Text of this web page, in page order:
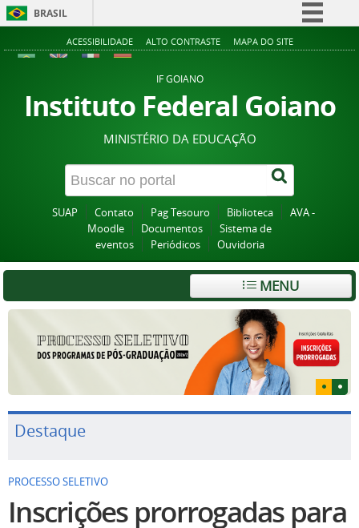
BRASIL
Simplifique!
Acesso à informação
Legislação
Canais
ACESSIBILIDADE ALTO CONTRASTE MAPA DO SITE
IF GOIANO
Instituto Federal Goiano
MINISTÉRIO DA EDUCAÇÃO
SUAP Contato Pag Tesouro Biblioteca
AVA -
Moodle
Documentos
Sistema de
eventos
Periódicos Ouvidoria
MENU
Destaque
PROCESSO SELETIVO
Inscrições prorrogadas para